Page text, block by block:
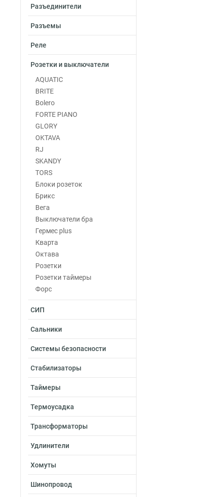
Разъединители
Разъемы
Реле
Розетки и выключатели
AQUATIC
BRITE
Bolero
FORTE PIANO
GLORY
OKTAVA
RJ
SKANDY
TORS
Блоки розеток
Брикс
Вега
Выключатели бра
Гермес plus
Кварта
Октава
Розетки
Розетки таймеры
Форс
СИП
Сальники
Системы безопасности
Стабилизаторы
Таймеры
Термоусадка
Трансформаторы
Удлинители
Хомуты
Шинопровод